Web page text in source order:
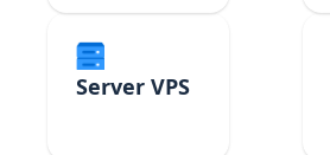
Server VPS